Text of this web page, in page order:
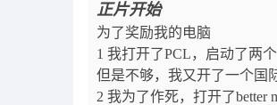
正片开始
为了奖励我的电脑
1 我打开了PCL，启动了两
但是不够，我又开了一个国
2 我为了作死，打开了better